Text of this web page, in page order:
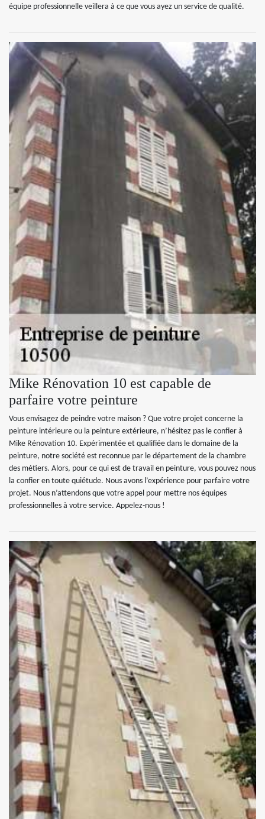
équipe professionnelle veillera à ce que vous ayez un service de qualité.
Mike Rénovation 10 est capable de
parfaire votre peinture
Vous envisagez de peindre votre maison ? Que votre projet concerne la
peinture intérieure ou la peinture extérieure, n’hésitez pas le confier à
Mike Rénovation 10. Expérimentée et qualifiée dans le domaine de la
peinture, notre société est reconnue par le département de la chambre
des métiers. Alors, pour ce qui est de travail en peinture, vous pouvez nous
la confier en toute quiétude. Nous avons l’expérience pour parfaire votre
projet. Nous n’attendons que votre appel pour mettre nos équipes
professionnelles à votre service. Appelez-nous !